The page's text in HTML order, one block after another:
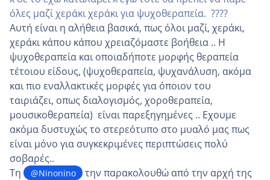
όλες μαζί χεράκι χεράκι για ψυχοθεραπεία. ????
Αυτή είναι η αλήθεια βασικά, πως όλοι μαζί, χεράκι,
χεράκι κάπου κάπου χρειαζόμαστε βοήθεια .. Η
ψυχοθεραπεία και οποιαδήποτε μορφής θεραπεία
τέτοιου είδους, (ψυχοθεραπεία, ψυχανάλυση, ακόμα
και πιο εναλλακτικές μορφές για όποιον του
ταιριάζει, οπως διαλογισμός, χοροθεραπεία,
μουσικοθεραπεία) είναι παρεξηγημένες .. Εχουμε
ακόμα δυστυχώς το στερεότυπο στο μυαλό μας πως
είναι μόνο για συγκεκριμένες περιπτώσεις πολύ
σοβαρές..
Τη
@Ninonino
την παρακολουθώ από την αρχή της